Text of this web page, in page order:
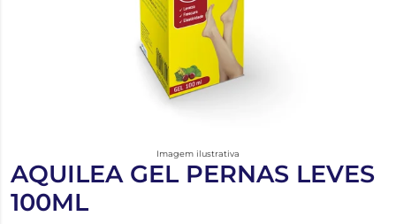
Imagem ilustrativa
AQUILEA GEL PERNAS LEVES
100ML